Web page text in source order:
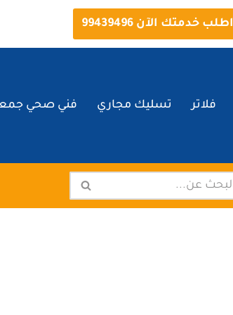
اطلب خدمتك الآن 99439496
فلاتر تسليك مجاري فني صحي